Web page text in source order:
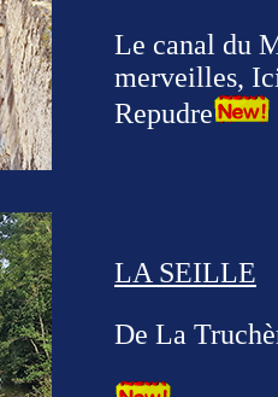
Le canal du
merveilles,
Repudre
LA SEILLE
De La